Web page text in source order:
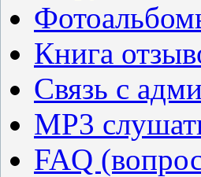
Книга
Связь с
MP3
FAQ